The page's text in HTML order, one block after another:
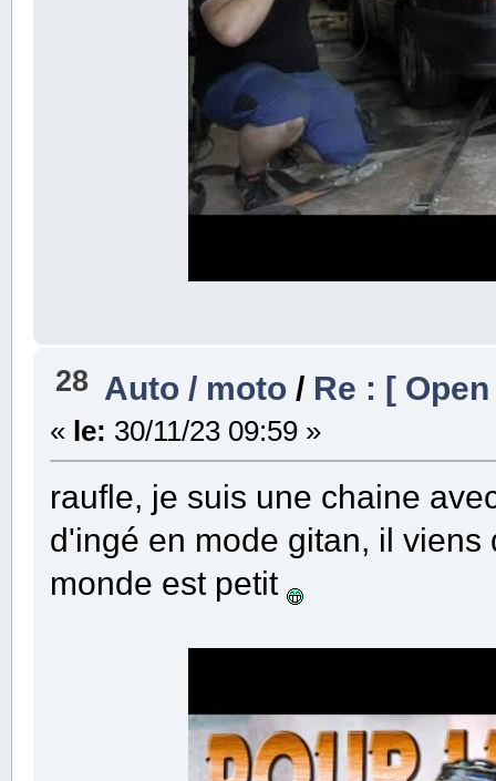
28 Auto / moto/ Re : [
« le: 30/11/23 09:59 »
raufle, je suis une chaine
d'ingé en mode gitan, il
monde est petit